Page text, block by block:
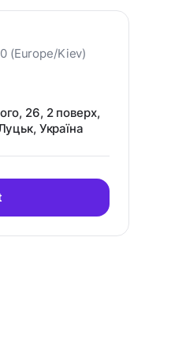
(Europe/Kiev)
26, 2 поверх,
Україна